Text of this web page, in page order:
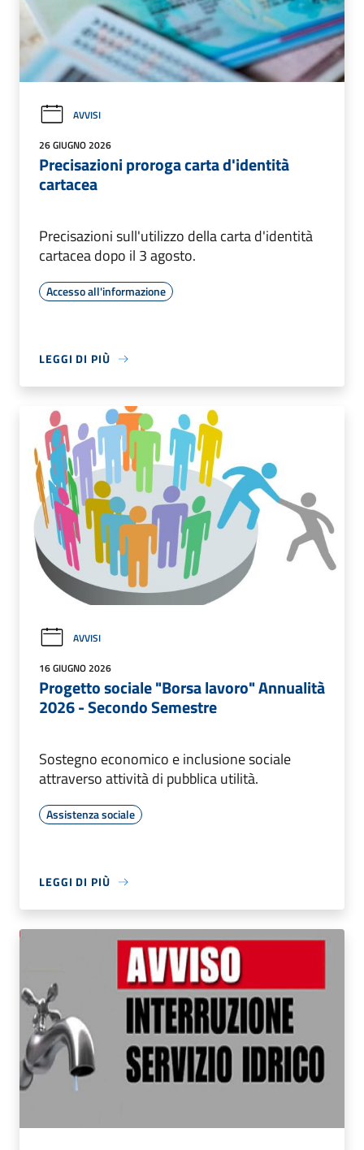
AVVISI
26 GIUGNO 2026
Precisazioni proroga carta d'identità
cartacea
Precisazioni sull'utilizzo della carta d'identità
cartacea dopo il 3 agosto.
Accesso all'informazione
LEGGI DI PIÙ
AVVISI
16 GIUGNO 2026
Progetto sociale "Borsa lavoro" Annualità
2026 - Secondo Semestre
Sostegno economico e inclusione sociale
attraverso attività di pubblica utilità.
Assistenza sociale
LEGGI DI PIÙ